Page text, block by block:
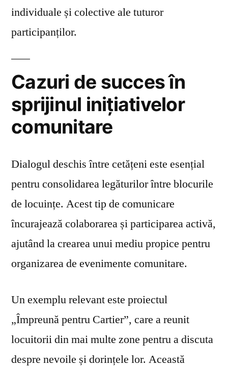
individuale și colective ale tuturor
participanților.
Cazuri de succes în
sprijinul inițiativelor
comunitare
Dialogul deschis între cetățeni este esențial
pentru consolidarea legăturilor între blocurile
de locuințe. Acest tip de comunicare
încurajează colaborarea și participarea activă,
ajutând la crearea unui mediu propice pentru
organizarea de evenimente comunitare.
Un exemplu relevant este proiectul
„Împreună pentru Cartier”, care a reunit
locuitorii din mai multe zone pentru a discuta
despre nevoile și dorințele lor. Această